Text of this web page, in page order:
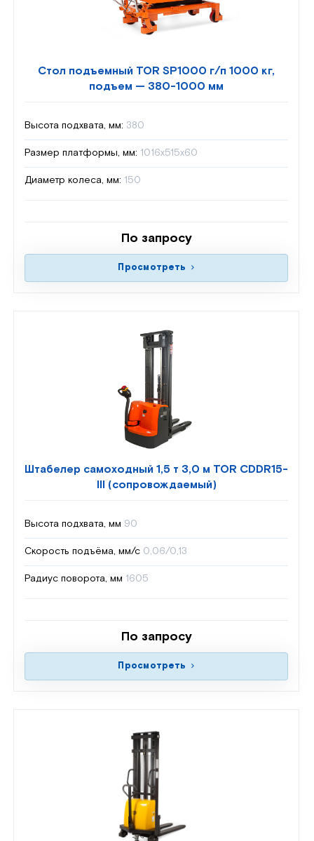
Стол подъемный TOR SP1000 г/п 1000 кг,
подъем — 380-1000 мм
Высота подхвата, мм: 380
Размер платформы, мм: 1016х515х60
Диаметр колеса, мм: 150
По запросу
Просмотреть
Штабелер самоходный 1,5 т 3,0 м TOR CDDR15-
III (сопровождаемый)
Высота подхвата, мм 90
Скорость подъёма, мм/с 0,06/0,13
Радиус поворота, мм 1605
По запросу
Просмотреть